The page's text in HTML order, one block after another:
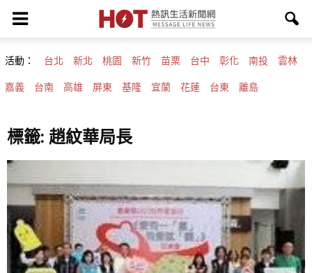
活動： 台北 新北 桃園 新竹 苗栗 台中 彰化 南投 雲林
嘉義 台南 高雄 屏東 基隆 宜蘭 花蓮 台東 離島
標籤: 趙紋華局長